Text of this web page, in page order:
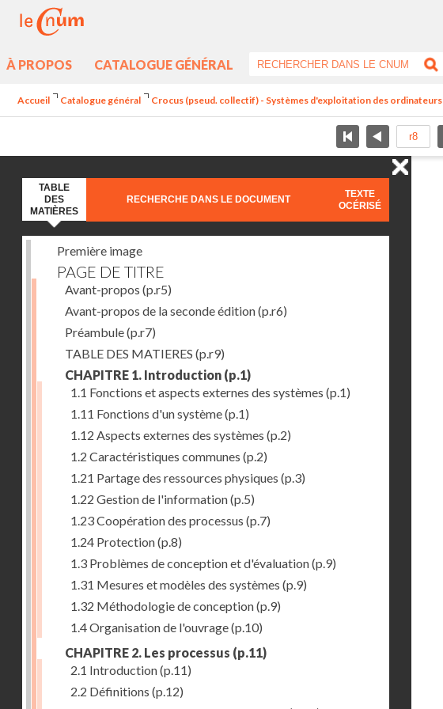
À PROPOS CATALOGUE GÉNÉRAL
Accueil Catalogue général Crocus (pseud. collectif) - Systèmes d'exploitation des ordinateurs
TABLE
DES
MATIÈRES
RECHERCHE DANS LE DOCUMENT
TEXTE
OCÉRISÉ
Première image
PAGE DE TITRE
Avant-propos (p.r5)
Avant-propos de la seconde édition(p.r6)
Préambule(p.r7)
TABLE DES MATIERES (p.r9)
CHAPITRE 1. Introduction (p.1)
1.1 Fonctions et aspects externes des systèmes (p.1)
1.11 Fonctions d'un système(p.1)
1.12 Aspects externes des systèmes (p.2)
1.2 Caractéristiques communes (p.2)
1.21 Partage des ressources physiques (p.3)
1.22 Gestion de l'information(p.5)
1.23 Coopération des processus (p.7)
1.24 Protection(p.8)
1.3 Problèmes de conception et d'évaluation(p.9)
1.31 Mesures et modèles des systèmes (p.9)
1.32 Méthodologie de conception(p.9)
1.4 Organisation de l'ouvrage(p.10)
CHAPITRE 2. Les processus (p.11)
2.1 Introduction(p.11)
2.2 Définitions (p.12)